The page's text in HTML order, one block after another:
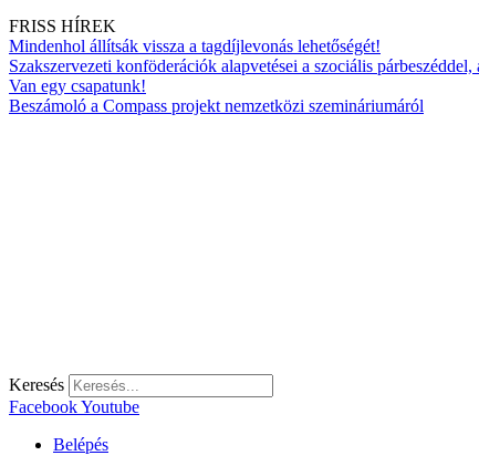
FRISS HÍREK
Mindenhol állítsák vissza a tagdíjlevonás lehetőségét!
Szakszervezeti konföderációk alapvetései a szociális
Van egy csapatunk!
Beszámoló a Compass projekt nemzetközi szemináriumáról
Keresés
FacebookYoutube
Belépés